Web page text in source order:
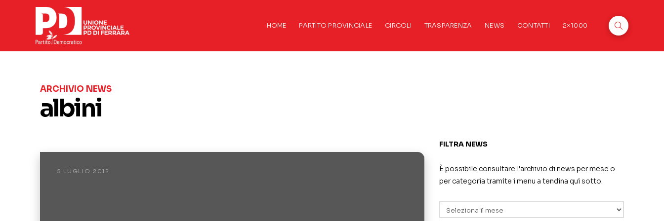
HOME PARTITO PROVINCIALE CIRCOLI TRASPARENZA NEWS CONTATTI 2×1000
ARCHIVIO NEWS
albini
5 LUGLIO 2012
FILTRA NEWS
È possibile consultare l'archivio di news per mese o
per categoria tramite i menu a tendina qui sotto.
Archivi